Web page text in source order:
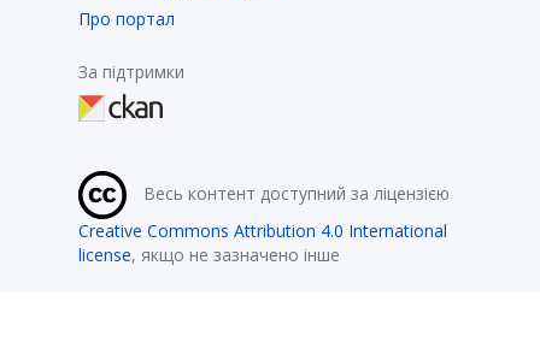
Про портал
За підтримки
Весь контент доступний за ліцензією
Creative Commons Attribution 4.0 International
license, якщо не зазначено інше